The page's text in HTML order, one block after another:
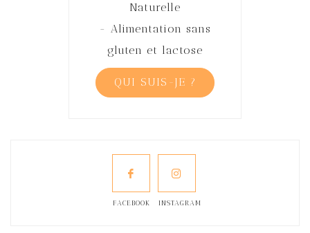
Naturelle
- Alimentation sans
gluten et lactose
QUI SUIS-JE ?
FACEBOOK INSTAGRAM